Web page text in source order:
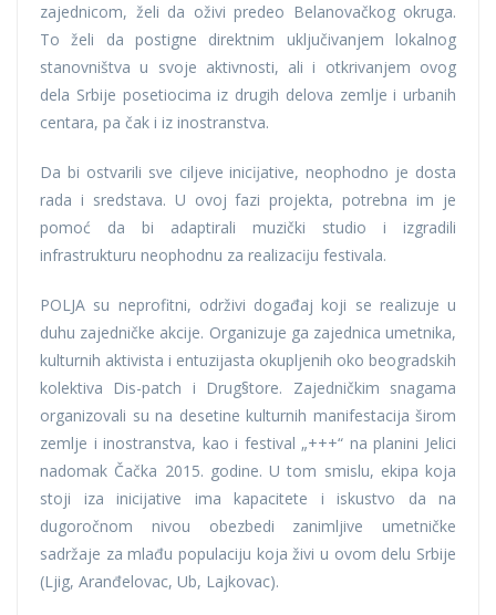
zajednicom, želi da oživi predeo Belanovačkog okruga.
To želi da postigne direktnim uključivanjem lokalnog
stanovništva u svoje aktivnosti, ali i otkrivanjem ovog
dela Srbije posetiocima iz drugih delova zemlje i urbanih
centara, pa čak i iz inostranstva.
Da bi ostvarili sve ciljeve inicĳative, neophodno je dosta
rada i sredstava. U ovoj fazi projekta, potrebna im je
pomoć da bi adaptirali muzički studio i izgradili
infrastrukturu neophodnu za realizacĳu festivala.
POLJA su neprofitni, održivi događaj koji se realizuje u
duhu zajedničke akcije. Organizuje ga zajednica umetnika,
kulturnih aktivista i entuzijasta okupljenih oko beogradskih
kolektiva Dis-patch i Drug§tore. Zajedničkim snagama
organizovali su na desetine kulturnih manifestacija širom
zemlje i inostranstva, kao i festival „+++“ na planini Jelici
nadomak Čačka 2015. godine. U tom smislu, ekipa koja
stoji iza inicijative ima kapacitete i iskustvo da na
dugoročnom nivou obezbedi zanimljive umetničke
sadržaje za mlađu populaciju koja živi u ovom delu Srbije
(Ljig, Aranđelovac, Ub, Lajkovac).